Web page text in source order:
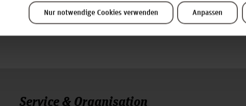
Nur notwendige Cookies verwenden Anpassen
Service & Organisation